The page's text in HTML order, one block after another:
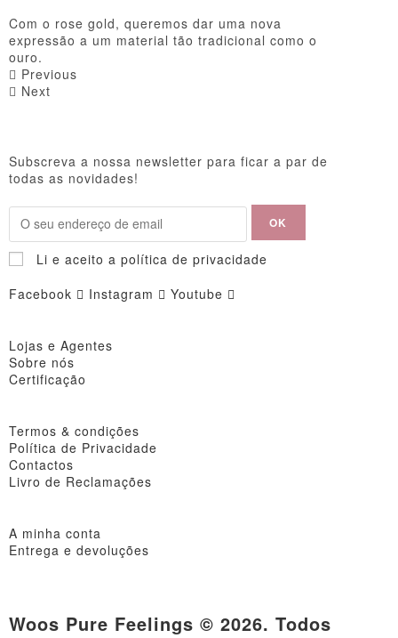
Com o rose gold, queremos dar uma nova
expressão a um material tão tradicional como o
ouro.
Previous
Next
Subscreva a nossa newsletter para ficar a par de
todas as novidades!
Li e aceito a política de privacidade
Facebook
Instagram Youtube
Lojas e Agentes
Sobre nós
Certificação
Termos & condições
Política de Privacidade
Contactos
Livro de Reclamações
A minha conta
Entrega e devoluções
Woos Pure Feelings © 2026. Todos